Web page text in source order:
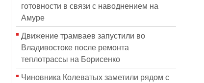
готовности в связи с наводнением на
Амуре
Движение трамваев запустили во
Владивостоке после ремонта
теплотрассы на Борисенко
Чиновника Колеватых заметили рядом с